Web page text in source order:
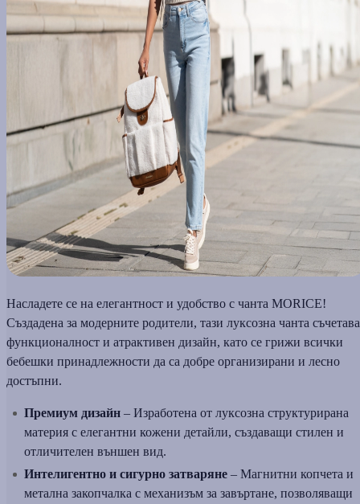
Насладете се на елегантност и удобство с чанта MORICE!
Създадена за модерните родители, тази луксозна чанта съчетава
функционалност и атрактивен дизайн, като се грижи всички
бебешки принадлежности да са добре организирани и лесно
достъпни.
Премиум дизайн – Изработена от луксозна структурирана
материя с елегантни кожени детайли, създаващи стилен и
отличителен външен вид.
Интелигентно и сигурно затваряне – Магнитни копчета и
метална закопчалка с механизъм за завъртане, позволяващи